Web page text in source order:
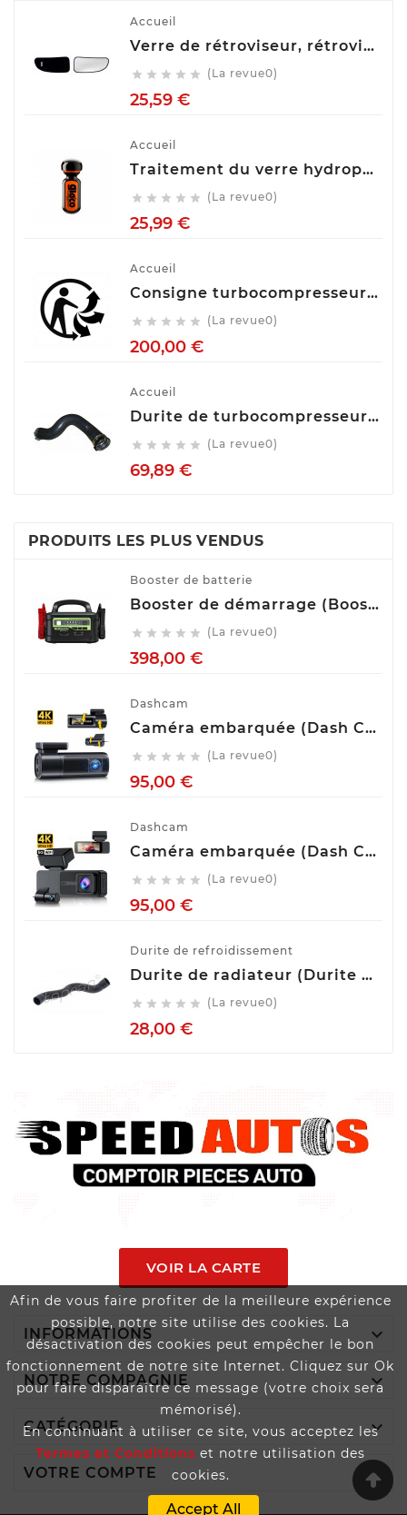
Afin de vous faire profiter de la meilleure expérience
possible, notre site utilise des cookies. La
désactivation des cookies peut empêcher le bon
fonctionnement de notre site Internet. Cliquez sur Ok
pour faire disparaître ce message (votre choix sera
mémorisé).
En continuant à utiliser ce site, vous acceptez les
Termes et Conditions et notre utilisation des
cookies.
Accept All
Accueil
Verre de rétroviseur, rétroviseur extérieur glace SPILU 10592
     (La revue0)
25,59 €Prix
Accueil
Traitement du verre hydrophobe Soft99 Ultra Glaco, 70 ml 10310
     (La revue0)
25,99 €Prix
Accueil
Consigne turbocompresseur echange standart
     (La revue0)
200,00 €Prix
Accueil
Durite de turbocompresseur (Durite de turbo) TECH FRANCE M2650
     (La revue0)
69,89 €Prix
PRODUITS LES PLUS VENDUS
Booster de batterie
Booster de démarrage (Booster de batterie) YESPER MONSTER START P1
     (La revue0)
398,00 €Prix
Dashcam
Caméra embarquée (Dash Cam) Avant Arrière GKU D900
     (La revue0)
95,00 €Prix
Dashcam
Caméra embarquée (Dash Cam) Avant Arrière GKU D700
     (La revue0)
95,00 €Prix
Durite de refroidissement
Durite de radiateur (Durite de refroidissement) TOPRAN 407 996
     (La revue0)
28,00 €Prix
VOIR LA CARTE
INFORMATIONS 
NOTRE COMPAGNIE 
CATÉGORIE 
VOTRE COMPTE 